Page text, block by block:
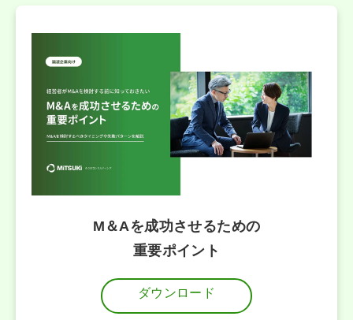
M＆Aを成功させるための
重要ポイント
ダウンロード